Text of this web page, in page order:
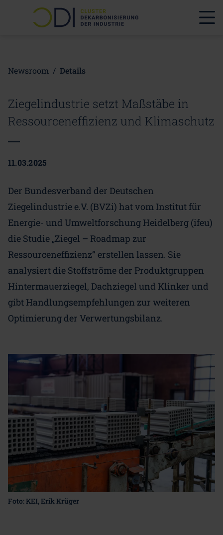
Newsroom / Details
Ziegelindustrie setzt Maßstäbe in
Ressourceneffizienz und Klimaschutz
11.03.2025
Der Bundesverband der Deutschen
Ziegelindustrie e.V. (BVZi) hat vom Institut für
Energie- und Umweltforschung Heidelberg (ifeu)
die Studie „Ziegel – Roadmap zur
Ressourceneffizienz“ erstellen lassen. Sie
analysiert die Stoffströme der Produktgruppen
Hintermauerziegel, Dachziegel und Klinker und
gibt Handlungsempfehlungen zur weiteren
Optimierung der Verwertungsbilanz.
Foto: KEI, Erik Krüger